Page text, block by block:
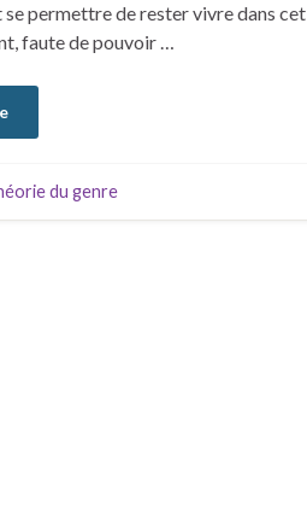
permettre de rester vivre dans cet
faute de pouvoir …
du genre